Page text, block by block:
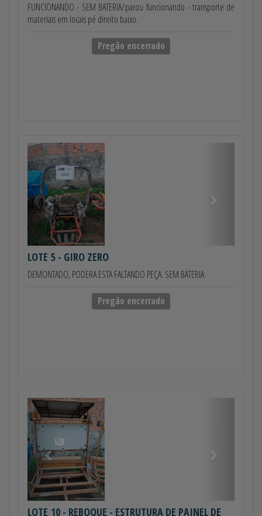
FUNCIONANDO - SEM BATERIA/parou funcionando - transporte de
materiais em locais pé direito baixo.
Pregão encerrado
Anterior
LOTE 5 - GIRO ZERO
DEMONTADO, PODERA ESTA FALTANDO PEÇA. SEM BATERIA
Pregão encerrado
Anterior
LOTE 10 - REBOQUE - ESTRUTURA DE PAINEL DE